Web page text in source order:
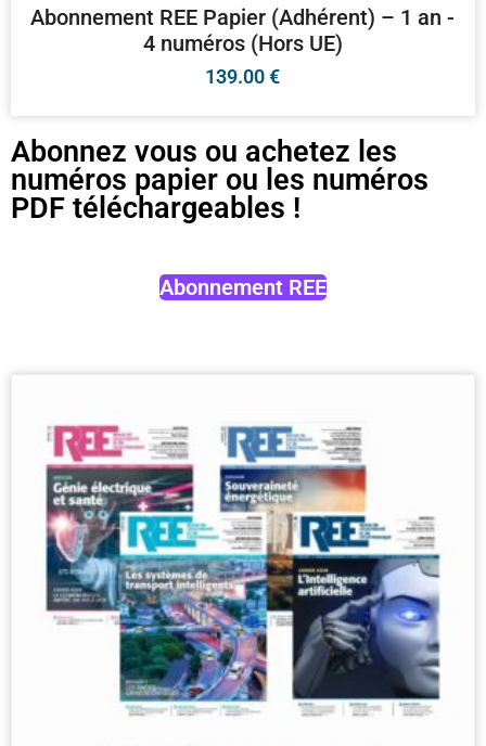
Abonnement REE Papier (Adhérent) – 1 an -
4 numéros (Hors UE)
139.00€
Abonnez vous ou achetez les
numéros papier ou les numéros
PDF téléchargeables !
Abonnement REE